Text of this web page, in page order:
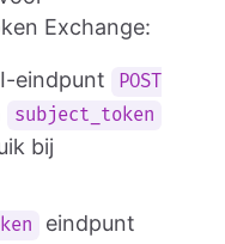
Exchange:
eindpunt
POST
subject_token
bij
eindpunt